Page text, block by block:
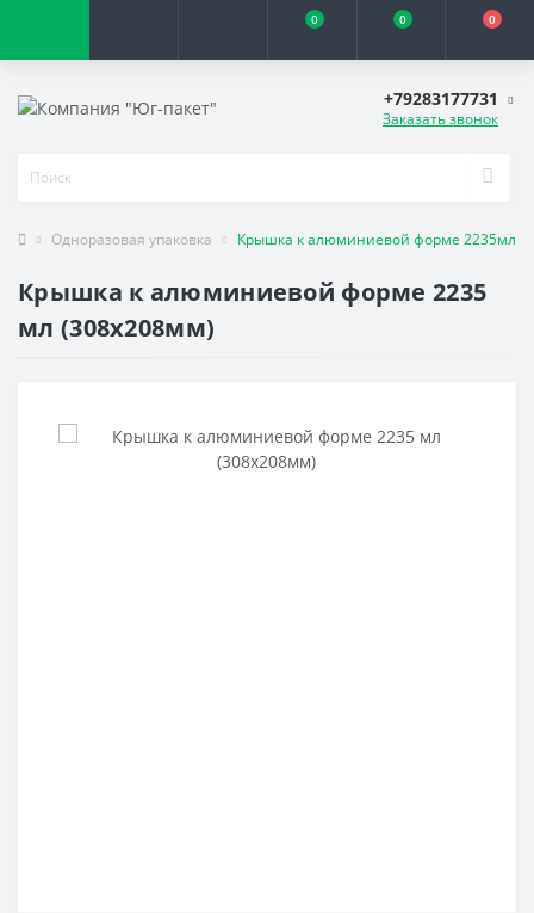
0 0 0
+79283177731
Заказать звонок
Одноразовая упаковка Крышка к алюминиевой форме 2235мл
Крышка к алюминиевой форме 2235
мл (308х208мм)